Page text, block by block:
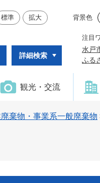
標準 拡大 背景色
詳細検索
注目
水戸
ふる
観光・交流
棄物・事業系一般廃棄物